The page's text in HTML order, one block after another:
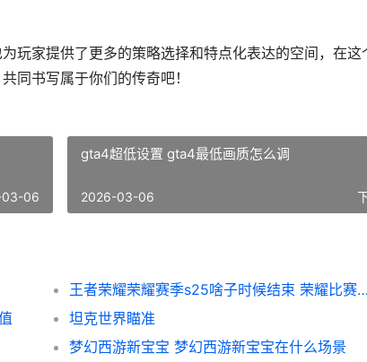
玩家提供了更多的策略选择和特点化表达的空间，在这
同书写属于你们的传奇吧！
06
gta4超低设置 gta4最低画质怎么调
2026-03-06
王者荣耀荣耀赛季s25啥子时候结束 荣耀比赛赛制
坦克世界瞄准
梦幻西游新宝宝 梦幻西游新宝宝在什么场景